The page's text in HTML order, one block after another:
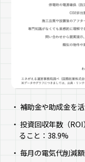
補助金や助成金を
投資回収年数（
ること：38.9%
毎月の電気代削減